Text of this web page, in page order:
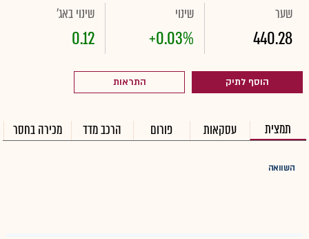
שער
440.28
שינוי
+0.03%
שינוי באג'
0.12
הוסף לתיק התראות
תמצית עסקאות פורום הרכב מדד מכירה בחסר
השוואה